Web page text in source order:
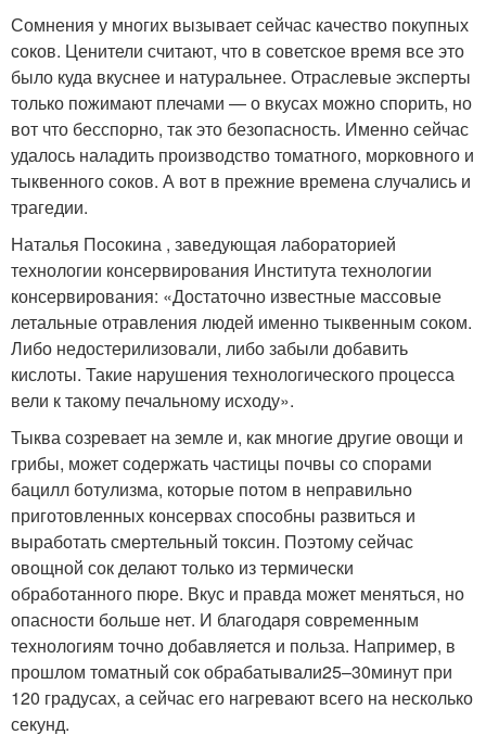
Сомнения у многих вызывает сейчас качество покупных
соков. Ценители считают, что в советское время все это
было куда вкуснее и натуральнее. Отраслевые эксперты
только пожимают плечами — о вкусах можно спорить, но
вот что бесспорно, так это безопасность. Именно сейчас
удалось наладить производство томатного, морковного и
тыквенного соков. А вот в прежние времена случались и
трагедии.
Наталья Посокина , заведующая лабораторией
технологии консервирования Института технологии
консервирования: «Достаточно известные массовые
летальные отравления людей именно тыквенным соком.
Либо недостерилизовали, либо забыли добавить
кислоты. Такие нарушения технологического процесса
вели к такому печальному исходу».
Тыква созревает на земле и, как многие другие овощи и
грибы, может содержать частицы почвы со спорами
бацилл ботулизма, которые потом в неправильно
приготовленных консервах способны развиться и
выработать смертельный токсин. Поэтому сейчас
овощной сок делают только из термически
обработанного пюре. Вкус и правда может меняться, но
опасности больше нет. И благодаря современным
технологиям точно добавляется и польза. Например, в
прошлом томатный сок обрабатывали25–30минут при
120 градусах, а сейчас его нагревают всего на несколько
секунд.